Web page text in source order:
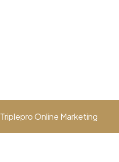
Triplepro Online Marketing